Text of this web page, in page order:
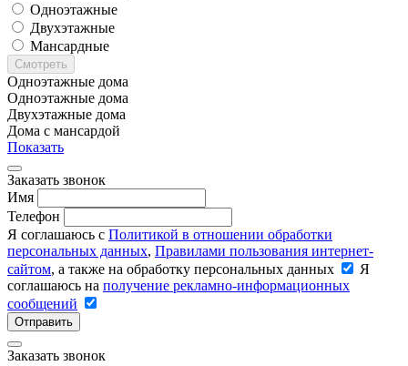
Одноэтажные
Двухэтажные
Мансардные
Смотреть
Одноэтажные дома
Одноэтажные дома
Двухэтажные дома
Дома с мансардой
Показать
Заказать звонок
Имя
Телефон
Я соглашаюсь с Политикой в отношении обработки
персональных данных, Правилами пользования интернет-
сайтом, а также на обработку персональных данных
Я
соглашаюсь на получение рекламно-информационных
сообщений
Отправить
Заказать звонок